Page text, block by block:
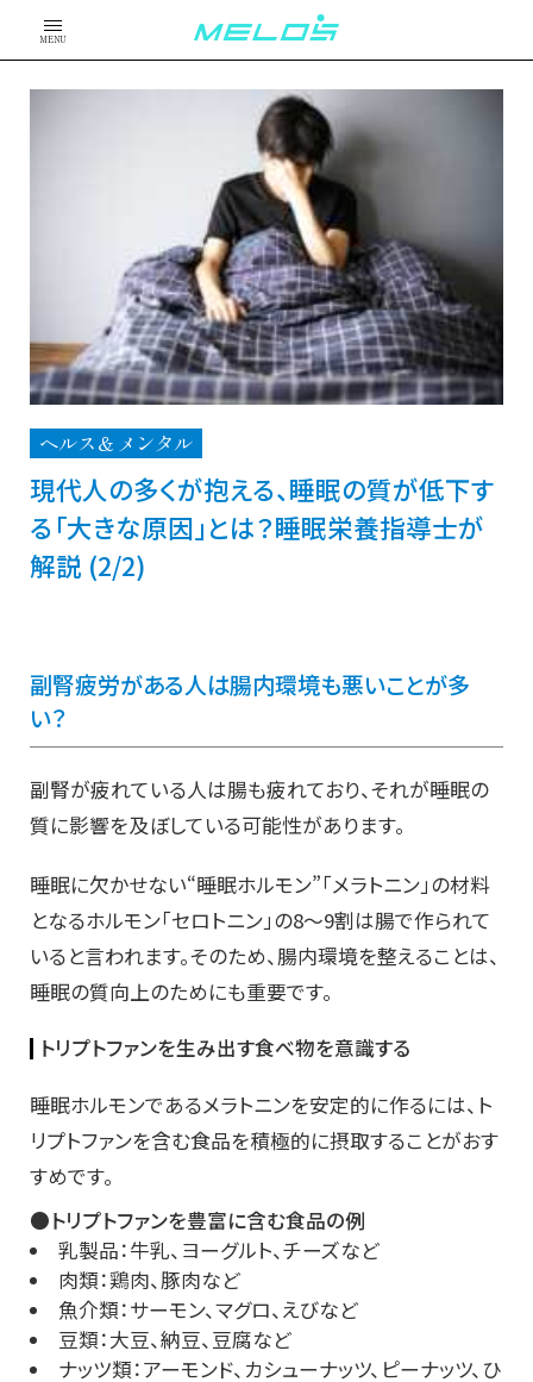
MENU
ヘルス＆メンタル
現代人の多くが抱える、睡眠の質が低下す
る「大きな原因」とは？睡眠栄養指導士が
解説 (2/2)
副腎疲労がある人は腸内環境も悪いことが多
い？
副腎が疲れている人は腸も疲れており、それが睡眠の
質に影響を及ぼしている可能性があります。
睡眠に欠かせない“睡眠ホルモン”「メラトニン」の材料
となるホルモン「セロトニン」の8～9割は腸で作られて
いると言われます。そのため、腸内環境を整えることは、
睡眠の質向上のためにも重要です。
トリプトファンを生み出す食べ物を意識する
睡眠ホルモンであるメラトニンを安定的に作るには、ト
リプトファンを含む食品を積極的に摂取することがおす
すめです。
●トリプトファンを豊富に含む食品の例
乳製品：牛乳、ヨーグルト、チーズなど
肉類：鶏肉、豚肉など
魚介類：サーモン、マグロ、えびなど
豆類：大豆、納豆、豆腐など
ナッツ類：アーモンド、カシューナッツ、ピーナッツ、ひ